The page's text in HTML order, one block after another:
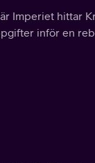
Imperiet hittar
inför en